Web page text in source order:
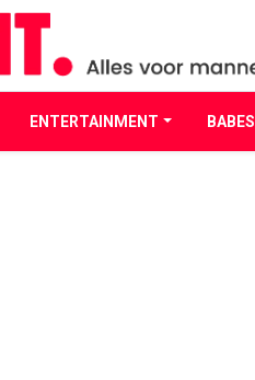
ENTERTAINMENT BABES